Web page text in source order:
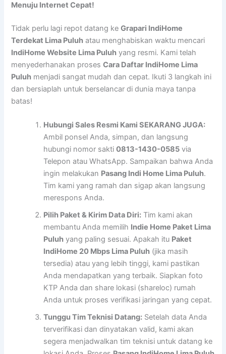
Menuju Internet Cepat!
Tidak perlu lagi repot datang keGrapari IndiHome
Terdekat Lima Puluh atau menghabiskan waktu mencari
IndiHome Website Lima Puluh yang resmi. Kami telah
menyederhanakan prosesCara Daftar IndiHome Lima
Puluh menjadi sangat mudah dan cepat. Ikuti 3 langkah ini
dan bersiaplah untuk berselancar di dunia maya tanpa
batas!
Hubungi Sales Resmi Kami SEKARANG JUGA:
Ambil ponsel Anda, simpan, dan langsung
hubungi nomor sakti0813-1430-0585 via
Telepon atau WhatsApp. Sampaikan bahwa Anda
ingin melakukan Pasang Indi Home Lima Puluh.
Tim kami yang ramah dan sigap akan langsung
merespons Anda.
Pilih Paket & Kirim Data Diri: Tim kami akan
membantu Anda memilih Indie Home Paket Lima
Puluh yang paling sesuai. Apakah itu Paket
IndiHome 20 Mbps Lima Puluh (jika masih
tersedia) atau yang lebih tinggi, kami pastikan
Anda mendapatkan yang terbaik. Siapkan foto
KTP Anda dan share lokasi (shareloc) rumah
Anda untuk proses verifikasi jaringan yang cepat.
Tunggu Tim Teknisi Datang: Setelah data Anda
terverifikasi dan dinyatakan valid, kami akan
segera menjadwalkan tim teknisi untuk datang ke